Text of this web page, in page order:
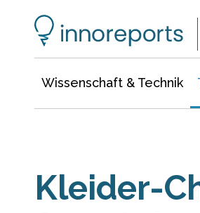
Wissenschaft & Technik
Kleider-